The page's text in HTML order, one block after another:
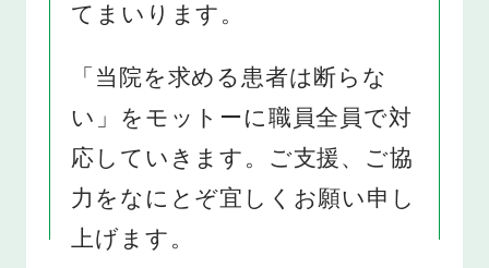
てまいります。
「当院を求める患者は断らな
い」をモットーに職員全員で対
応していきます。ご支援、ご協
力をなにとぞ宜しくお願い申し
上げます。